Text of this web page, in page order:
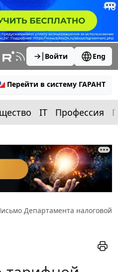
Войти Eng
Перейти в систему ГАРАНТ
IT Профессия
Департамента налоговой